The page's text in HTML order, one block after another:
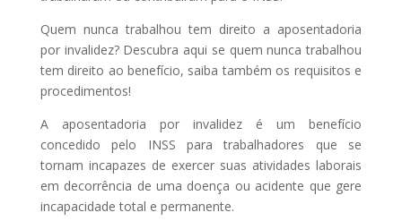
Quem nunca trabalhou tem direito a aposentadoria
por invalidez? Descubra aqui se quem nunca trabalhou
tem direito ao benefício, saiba também os requisitos e
procedimentos!
A aposentadoria por invalidez é um benefício
concedido pelo INSS para trabalhadores que se
tornam incapazes de exercer suas atividades laborais
em decorrência de uma doença ou acidente que gere
incapacidade total e permanente.